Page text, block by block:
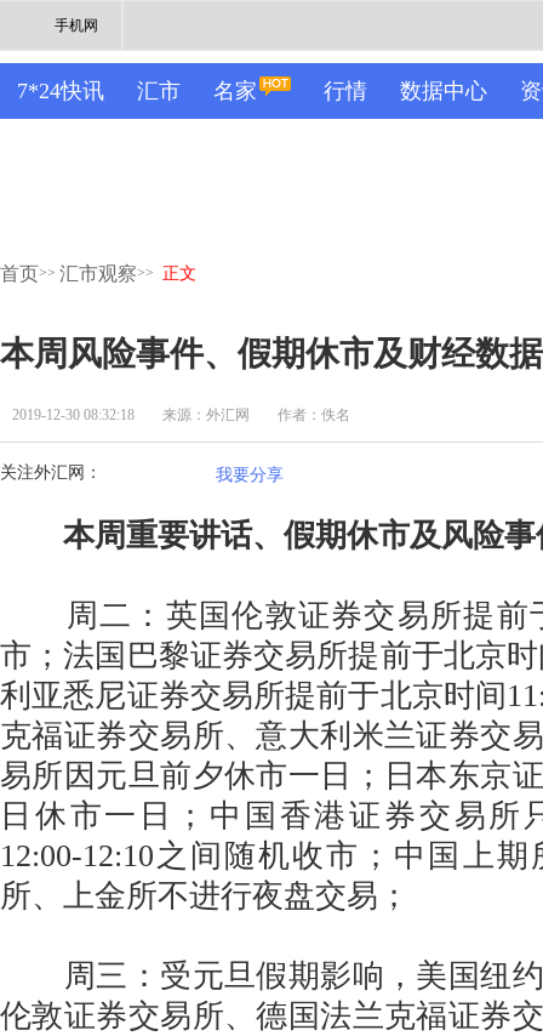
手机网
7*24快讯 汇市 名家 行情 数据中心
首页>> 汇市观察>> 正文
本周风险事件、假期休市及财经数
2019-12-30 08:32:18 来源：外汇网 作者：佚名
关注外汇网： 我要分享
本周重要讲话、假期休市及风险
周二：英国伦敦证券交易所提前
市；法国巴黎证券交易所提前于北京
利亚悉尼证券交易所提前于北京时间
克福证券交易所、意大利米兰证券交
易所因元旦前夕休市一日；日本东京
日休市一日；中国香港证券交易所
12:00-12:10之间随机收市；中国上
所、上金所不进行夜盘交易；
周三：受元旦假期影响，美国纽约
伦敦证券交易所、德国法兰克福证券